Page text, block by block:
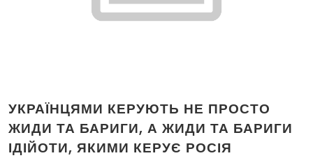
УКРАЇНЦЯМИ КЕРУЮТЬ НЕ ПРОСТО
ЖИДИ ТА БАРИГИ, А ЖИДИ ТА БАРИГИ
ІДІЙОТИ, ЯКИМИ КЕРУЄ РОСІЯ